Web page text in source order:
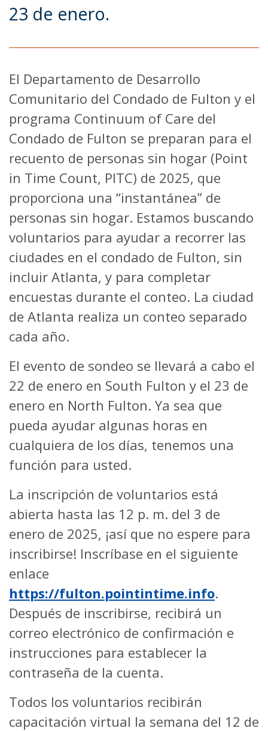
23 de enero.
El Departamento de Desarrollo
Comunitario del Condado de Fulton y el
programa Continuum of Care del
Condado de Fulton se preparan para el
recuento de personas sin hogar (Point
in Time Count, PITC) de 2025, que
proporciona una “instantánea” de
personas sin hogar. Estamos buscando
voluntarios para ayudar a recorrer las
ciudades en el condado de Fulton, sin
incluir Atlanta, y para completar
encuestas durante el conteo. La ciudad
de Atlanta realiza un conteo separado
cada año.
El evento de sondeo se llevará a cabo el
22 de enero en South Fulton y el 23 de
enero en North Fulton. Ya sea que
pueda ayudar algunas horas en
cualquiera de los días, tenemos una
función para usted.
La inscripción de voluntarios está
abierta hasta las 12 p. m. del 3 de
enero de 2025, ¡así que no espere para
inscribirse! Inscríbase en el siguiente
enlace
https://fulton.pointintime.info.
Después de inscribirse, recibirá un
correo electrónico de confirmación e
instrucciones para establecer la
contraseña de la cuenta.
Todos los voluntarios recibirán
capacitación virtual la semana del 12 de